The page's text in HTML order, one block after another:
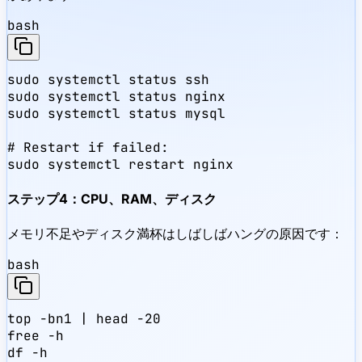
bash
sudo systemctl status ssh
sudo systemctl status nginx
sudo systemctl status mysql
# Restart if failed:
sudo systemctl restart nginx
ステップ4：CPU、RAM、ディスク
メモリ不足やディスク満杯はしばしばハングの原因です：
bash
top -bn1 | head -20
free -h
df -h